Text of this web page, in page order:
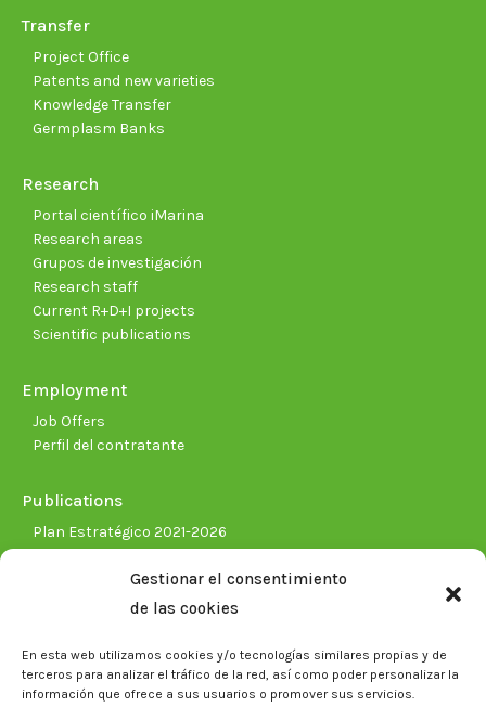
Gestionar el consentimiento
de las cookies
En esta web utilizamos cookies y/o tecnologías similares propias y de
terceros para analizar el tráfico de la red, así como poder personalizar la
información que ofrece a sus usuarios o promover sus servicios.
Transfer
Project Office
Patents and new varieties
Knowledge Transfer
Germplasm Banks
Research
Portal científico iMarina
Research areas
Grupos de investigación
Research staff
Current R+D+I projects
Scientific publications
Employment
Job Offers
Perfil del contratante
Publications
Plan Estratégico 2021-2026
Biblioteca. Repositorio CITAREA
Eventos